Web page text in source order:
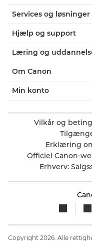
Services og løsninger
Hjælp og support
Læring og
Om Canon
Min konto
Vilkår og
Erklæring
Officiel Canon-
Erhverv:
Copyright 2026. Alle